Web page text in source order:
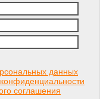
данных
соглашения